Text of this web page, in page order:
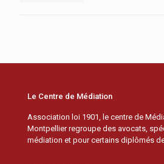
Le Centre de Médiation
Association loi 1901, le centre de
Montpellier regroupe des avocats,
médiation et pour certains diplômés